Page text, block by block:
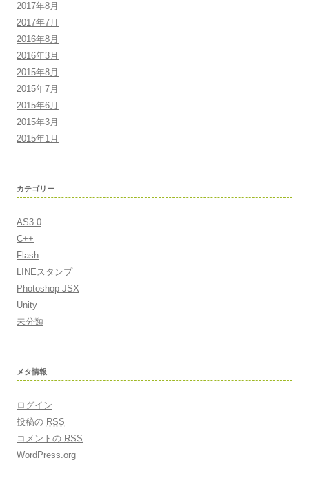
2017年8月
2017年7月
2016年8月
2016年3月
2015年8月
2015年7月
2015年6月
2015年3月
2015年1月
カテゴリー
AS3.0
C++
Flash
LINEスタンプ
Photoshop JSX
Unity
未分類
メタ情報
ログイン
投稿の RSS
コメントの RSS
WordPress.org